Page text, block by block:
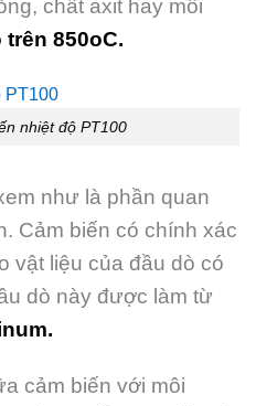
chất axit hay môi
850oC.
nhiệt độ PT100
như là phần quan
Cảm biến có chính xác
vật liệu của đầu dò có
dò này được làm từ
cảm biến với môi